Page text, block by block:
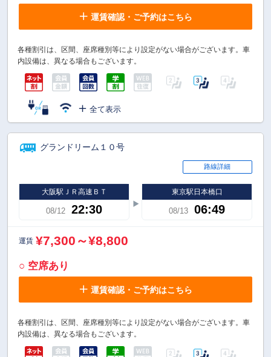
運賃確認・ご予約はこちら
各種割引は、区間、座席種別等により設定がない場合がございます。車
内設備は、異なる場合もございます。
全て表示
グランドリーム１０号
路線詳細
大阪駅ＪＲ高速ＢＴ
08/12 22:30
東京駅日本橋口
08/13 06:49
運賃 ¥7,300～¥8,800
○ 空席あり
運賃確認・ご予約はこちら
各種割引は、区間、座席種別等により設定がない場合がございます。車
内設備は、異なる場合もございます。